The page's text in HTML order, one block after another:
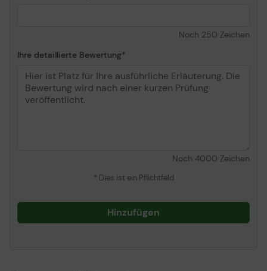
Noch 250 Zeichen
Ihre detaillierte Bewertung
Noch 4000 Zeichen
* Dies ist ein Pflichtfeld
Hinzufügen